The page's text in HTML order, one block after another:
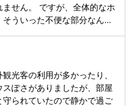
せん。 ですが、全体的なホ
ういった不便な部分なんて
2階のラウンジがオシャ
カムドリンクとして、夜10
って、ノンアルコールだけ
ました。 朝食付きプランだ
ベネディクトなどの他に、
光客の利用が多かったり、
スぽさがありましたが、部屋
られていたので静かで過ご